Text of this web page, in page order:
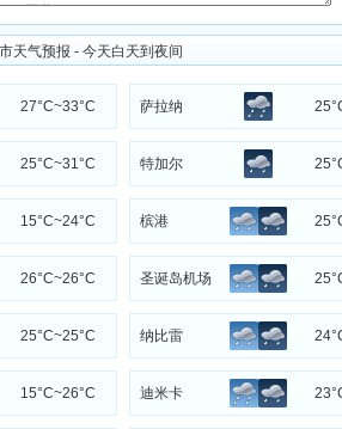
天气预报 - 今天白天到夜间
27°C~33°C 萨拉纳
25°C~31°C 特加尔
15°C~24°C 槟港
26°C~26°C 圣诞岛机场
25°C~25°C 纳比雷
15°C~26°C 迪米卡